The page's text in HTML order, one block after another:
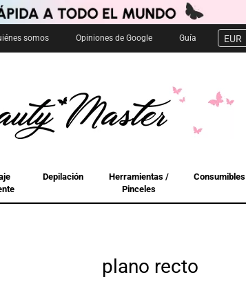
somos Opiniones de Google Guía EUR
Depilación
Herramientas /
Pinceles
Consumibles
plano recto